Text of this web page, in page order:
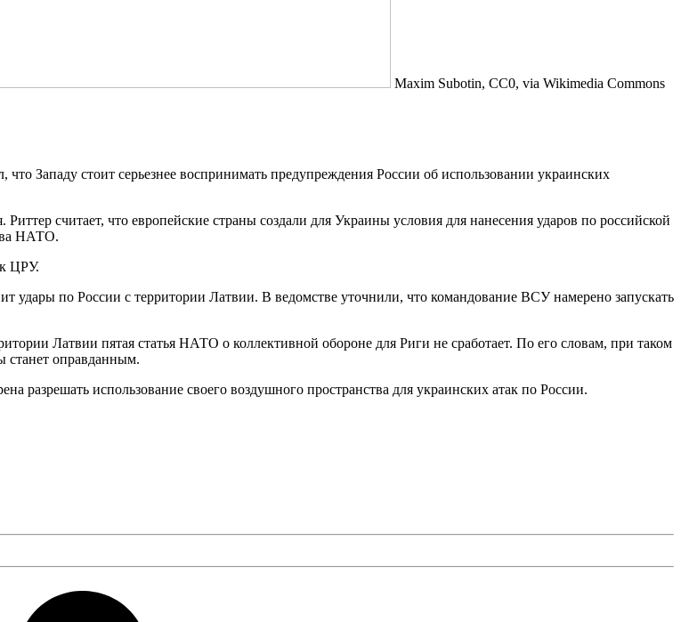
Maxim Subotin, CC0, via Wikimedia Commons
Западу стоит серьезнее воспринимать предупреждения России об использовании украинских
считает, что европейские страны создали для Украины условия для нанесения ударов по российской
НАТО.
ЦРУ.
по России с территории Латвии. В ведомстве уточнили, что командование ВСУ намерено запускать
Латвии пятая статья НАТО о коллективной обороне для Риги не сработает. По его словам, при таком
станет оправданным.
разрешать использование своего воздушного пространства для украинских атак по России.